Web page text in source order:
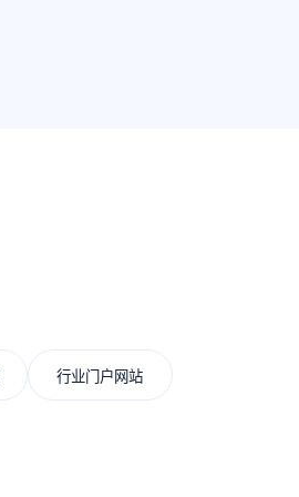
行业门户网站